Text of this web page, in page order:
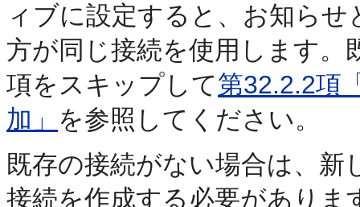
ィブに設定すると、お知ら
方が同じ接続を使用します。
項をスキップして第32.2.2項
加」 を参照してください。
既存の接続がない場合は、
接続を作成する必要がありま